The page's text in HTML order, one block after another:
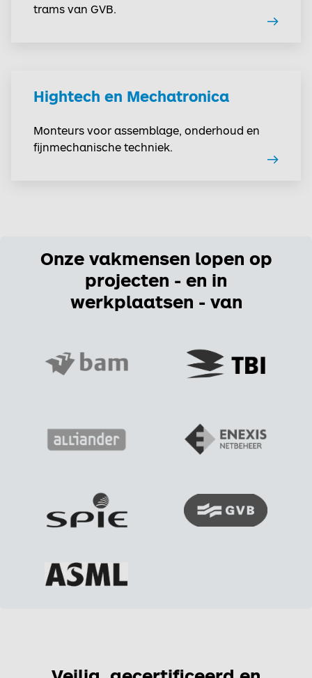
trams van GVB.
Hightech en Mechatronica
Monteurs voor assemblage, onderhoud en
fijnmechanische techniek.
Onze vakmensen lopen op
projecten - en in
werkplaatsen - van